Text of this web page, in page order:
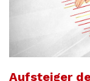
Aufsteiger